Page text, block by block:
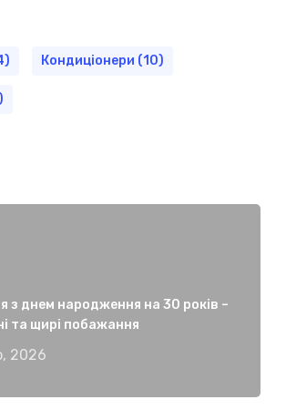
Кондиціонери (10)
з днем народження на 30 років –
та щирі побажання
2026